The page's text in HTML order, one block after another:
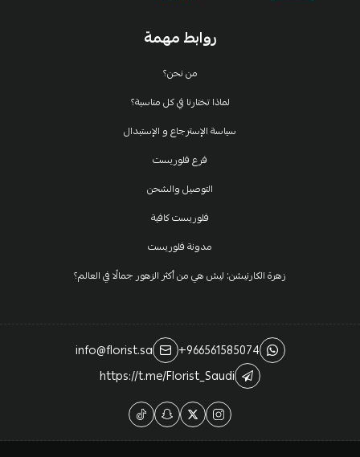
روابط مهمة
من نحن؟
لماذا تختارنا في كل مناسبة؟
سياسة الإسترجاع و الإستبدال
فرع فلوريست
التوصيل والشحن
فلوريست كافية
مدونة فلوريست
زهرة الكارنيشن: ليش هي من أكثر الزهور جمالًا في العالم؟
+966561585074
info@florist.sa
https://t.me/Florist_Saudi